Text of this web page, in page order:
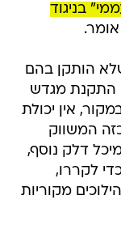
בניגוד
הותקן בהם
התקנת מגדש
אין יכולת
המשווק
דלק נוסף,
לקררו,
מקוריות